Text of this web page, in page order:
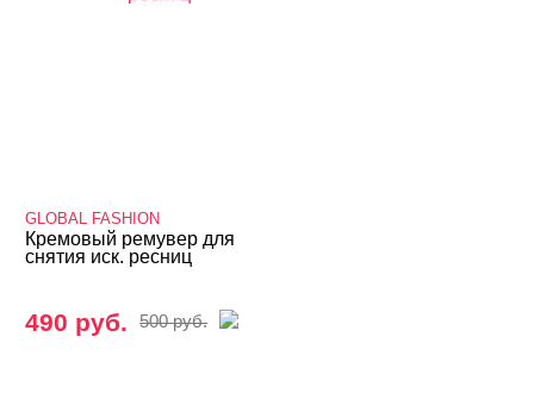
GLOBAL FASHION
Кремовый ремувер для
снятия иск. ресниц
490 руб. 500 руб.